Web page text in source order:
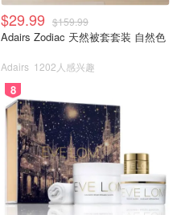
$29.99 $159.99
Adairs Zodiac 天然被套套装 自然色
Adairs 1202人感兴趣
8